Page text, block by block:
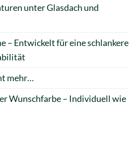
unter Glasdach und
– Entwickelt für eine schlankere
mehr…
Wunschfarbe – Individuell wie